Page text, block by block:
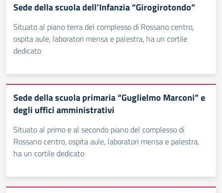
Sede della scuola dell’Infanzia “Girogirotondo”
Situato al piano terra del complesso di Rossano centro,
ospita aule, laboratori mensa e palestra, ha un cortile
dedicato
Sede della scuola primaria “Guglielmo Marconi” e
degli uffici amministrativi
Situato al primo e al secondo piano del complesso di
Rossano centro, ospita aule, laboratori mensa e palestra,
ha un cortile dedicato